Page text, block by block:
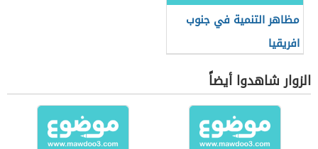
مظاهر التنمية في جنوب
افريقيا
الزوار شاهدوا أيضاً